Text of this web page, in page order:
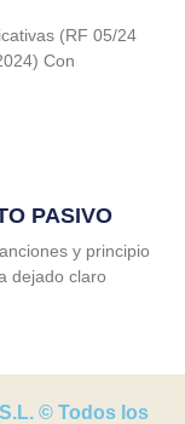
(RF 05/24
Con
PASIVO
y principio
dejado claro
© Todos los